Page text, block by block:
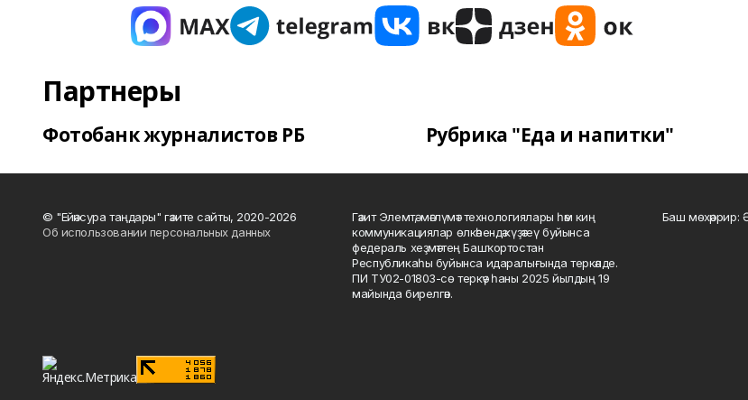
Партнеры
Фотобанк журналистов РБ Рубрика "Еда и напитки"
© "Ейәнсура таңдары" гәзите сайты, 2020-2026
Об использовании персональных данных
Гәзит Элемтә, мәғлүмәт технологиялары һәм киң
коммуникациялар өлкәһендә күҙәтеү буйынса
федераль хеҙмәттең Башҡортостан
Республикаһы буйынса идаралығында теркәлде.
ПИ ТУ02-01803-сө теркәү һаны 2025 йылдың 19
майында бирелгән.
Баш мөхәррир: